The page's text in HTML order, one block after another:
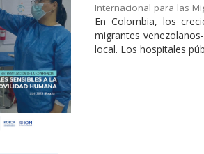
Internacional para las
En Colombia, los
migrantes
local. Los hospitales